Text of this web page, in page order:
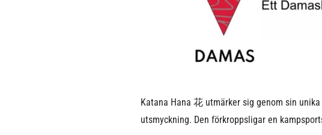
Katana Hana 花 utmärker sig genom sin
utsmyckning. Den förkroppsligar en